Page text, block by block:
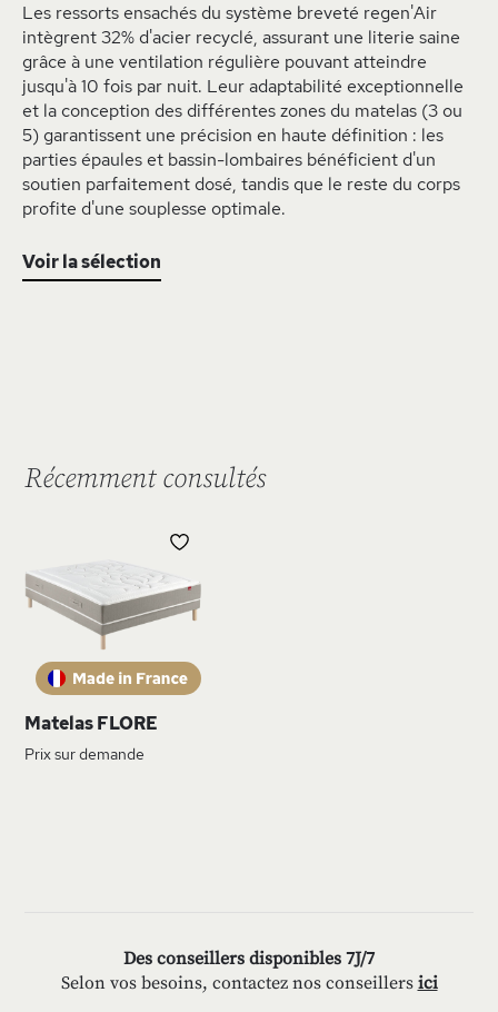
Les ressorts ensachés du système breveté regen'Air
intègrent 32% d'acier recyclé, assurant une literie saine
grâce à une ventilation régulière pouvant atteindre
jusqu'à 10 fois par nuit. Leur adaptabilité exceptionnelle
et la conception des différentes zones du matelas (3 ou
5) garantissent une précision en haute définition : les
parties épaules et bassin-lombaires bénéficient d'un
soutien parfaitement dosé, tandis que le reste du corps
profite d'une souplesse optimale.
Voir la sélection
Récemment consultés
Matelas FLORE
Prix sur demande
MA
LISTE
Des conseillers disponibles 7J/7
Selon vos besoins, contactez nos conseillers ici